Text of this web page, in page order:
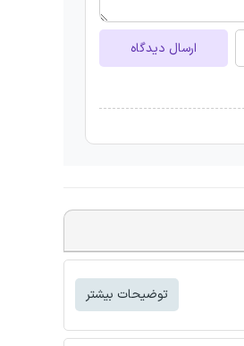
ارسال دیدگاه
توضیحات بیشتر